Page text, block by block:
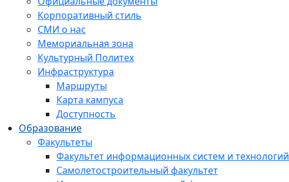
Корпоративный стиль
СМИ о нас
Мемориальная зона
Культурный Политех
Инфраструктура
Маршруты
Карта кампуса
Доступность
Образование
Факультеты
Факультет информационных систем и технологий
Самолетостроительный факультет